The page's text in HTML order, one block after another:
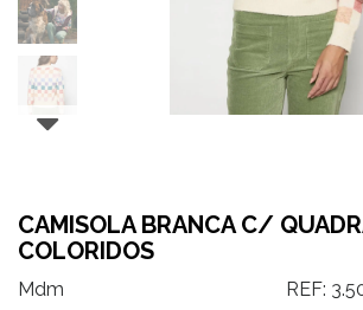
CAMISOLA BRANCA C/
COLORIDOS
Mdm REF: